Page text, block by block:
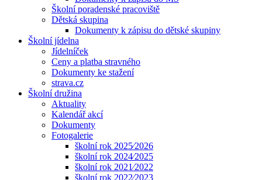
Školní poradenské pracoviště
Dětská skupina
Dokumenty k zápisu do dětské skupiny
Školní jídelna
Jídelníček
Ceny a platba stravného
Dokumenty ke stažení
strava.cz
Školní družina
Aktuality
Kalendář akcí
Dokumenty
Fotogalerie
školní rok 2025⁄2026
školní rok 2024⁄2025
školní rok 2021⁄2022
školní rok 2022⁄2023